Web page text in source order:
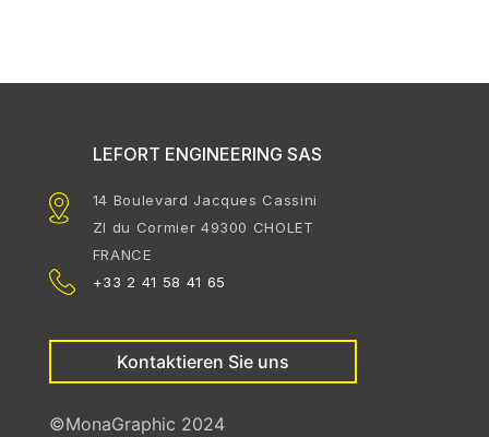
LEFORT ENGINEERING SAS
14 Boulevard Jacques Cassini
ZI du Cormier 49300 CHOLET
FRANCE
+33 2 41 58 41 65
Kontaktieren Sie uns
©MonaGraphic 2024